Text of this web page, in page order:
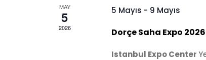
MAY
5
2026
5 Mayıs - 9 Mayıs
Dorçe Saha Expo
Istanbul Expo Center